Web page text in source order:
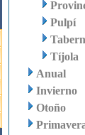
Pulpí
Tíjola
Anual
Invierno
Otoño